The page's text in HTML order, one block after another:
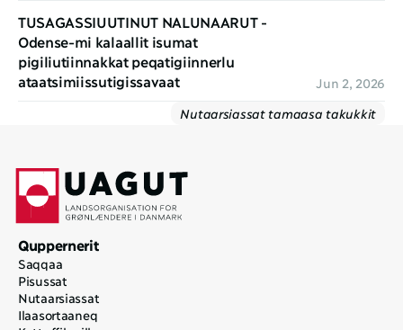
TUSAGASSIUUTINUT NALUNAARUT -
Odense-mi kalaallit isumat
pigiliutiinnakkat peqatigiinnerlu
ataatsimiissutigissavaat
Jun 2, 2026
Nutaarsiassat tamaasa takukkit
Quppernerit
Saqqaa
Pisussat
Nutaarsiassat
Ilaasortaaneq